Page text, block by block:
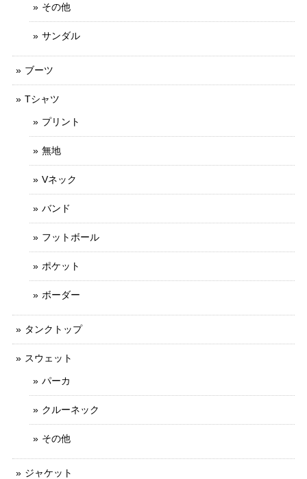
その他
サンダル
ブーツ
Tシャツ
プリント
無地
Vネック
バンド
フットボール
ポケット
ボーダー
タンクトップ
スウェット
パーカ
クルーネック
その他
ジャケット